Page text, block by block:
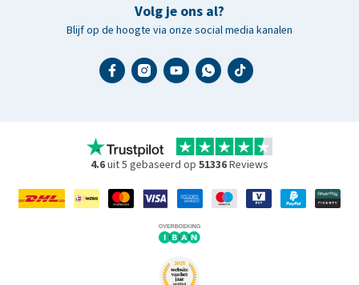
Volg je ons al?
Blijf op de hoogte via onze social media kanalen
4.6uit 5 gebaseerd op 51336Reviews